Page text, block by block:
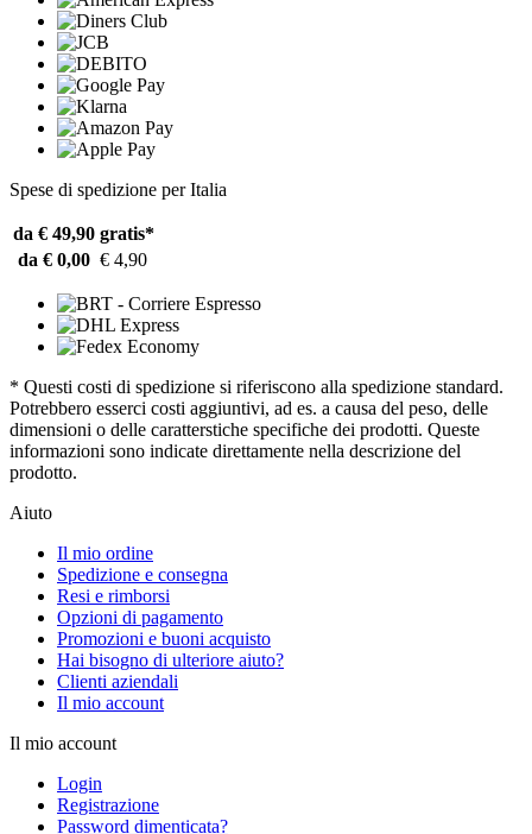
Spese di spedizione per Italia
da € 49,90 gratis*
da € 0,00 € 4,90
* Questi costi di spedizione si riferiscono alla spedizione standard.
Potrebbero esserci costi aggiuntivi, ad es. a causa del peso, delle
dimensioni o delle caratterstiche specifiche dei prodotti. Queste
informazioni sono indicate direttamente nella descrizione del
prodotto.
Aiuto
Il mio ordine
Spedizione e consegna
Resi e rimborsi
Opzioni di pagamento
Promozioni e buoni acquisto
Hai bisogno di ulteriore aiuto?
Clienti aziendali
Il mio account
Il mio account
Login
Registrazione
Password dimenticata?